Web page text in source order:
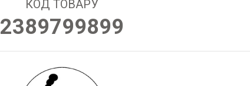
КОД ТОВАРУ
2389799899